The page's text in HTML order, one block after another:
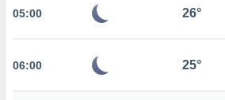
ACCETTA
CONTINUA
05:00 26°
06:00 25°